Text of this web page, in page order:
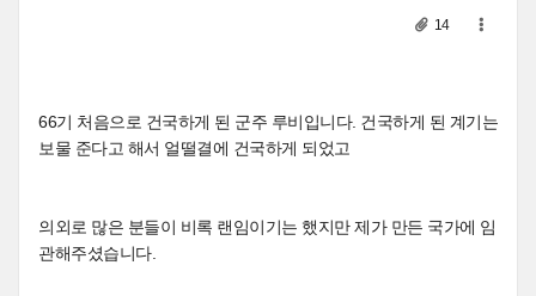
14
66기 처음으로 건국하게 된 군주 루비입니다. 건국하게 된 계기는
보물 준다고 해서 얼떨결에 건국하게 되었고
의외로 많은 분들이 비록 랜임이기는 했지만 제가 만든 국가에 임
관해주셨습니다.